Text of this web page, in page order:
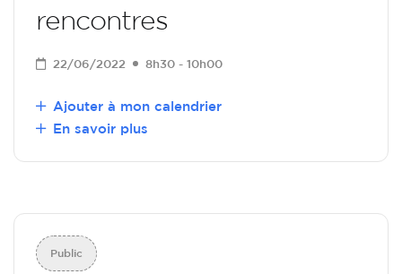
rencontres
22/06/2022 8h30 - 10h00
Ajouter à mon calendrier
En savoir plus
Public